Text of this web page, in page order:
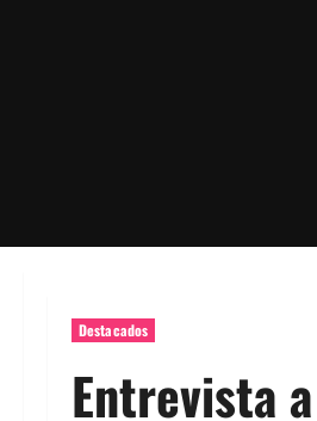
Destacados
Entrevista